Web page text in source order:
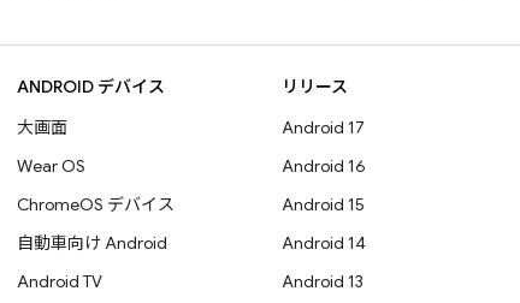
ANDROID デバイス
大画面
Wear OS
ChromeOS デバイス
自動車向け Android
Android TV
リリース
Android 17
Android 16
Android 15
Android 14
Android 13